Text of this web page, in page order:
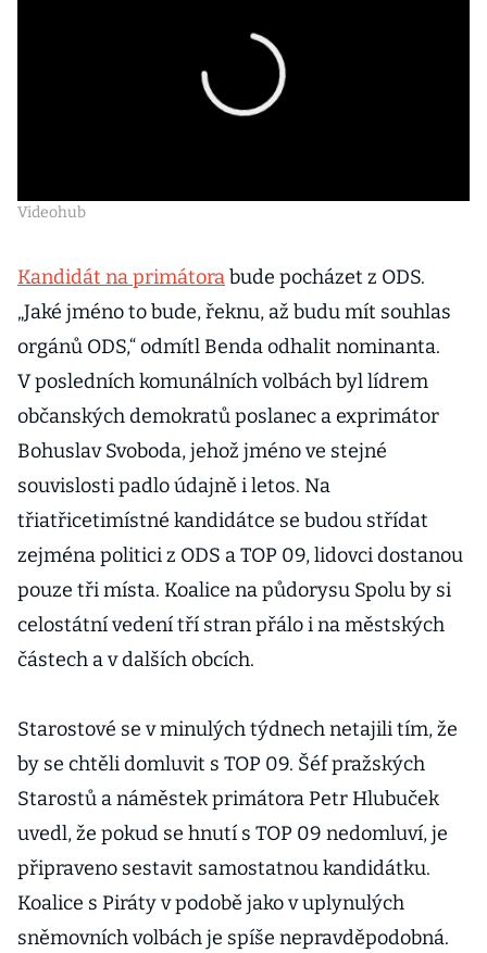
Videohub
Kandidát na primátorabude pocházet z ODS.
„Jaké jméno to bude, řeknu, až budu mít souhlas
orgánů ODS,“ odmítl Benda odhalit nominanta.
V posledních komunálních volbách byl lídrem
občanských demokratů poslanec a exprimátor
Bohuslav Svoboda, jehož jméno ve stejné
souvislosti padlo údajně i letos. Na
třiatřicetimístné kandidátce se budou střídat
zejména politici z ODS a TOP 09, lidovci dostanou
pouze tři místa. Koalice na půdorysu Spolu by si
celostátní vedení tří stran přálo i na městských
částech a v dalších obcích.
Starostové se v minulých týdnech netajili tím, že
by se chtěli domluvit s TOP 09. Šéf pražských
Starostů a náměstek primátora Petr Hlubuček
uvedl, že pokud se hnutí s TOP 09 nedomluví, je
připraveno sestavit samostatnou kandidátku.
Koalice s Piráty v podobě jako v uplynulých
sněmovních volbách je spíše nepravděpodobná.